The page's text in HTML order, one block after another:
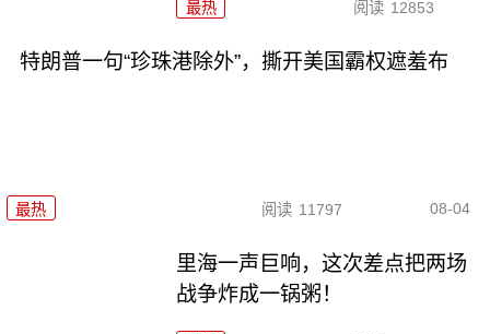
最热 阅读 12853
特朗普一句“珍珠港除外”，撕开美国霸权遮羞布
最热 阅读 11797 08-04
里海一声巨响，这次差点把两场
战争炸成一锅粥！